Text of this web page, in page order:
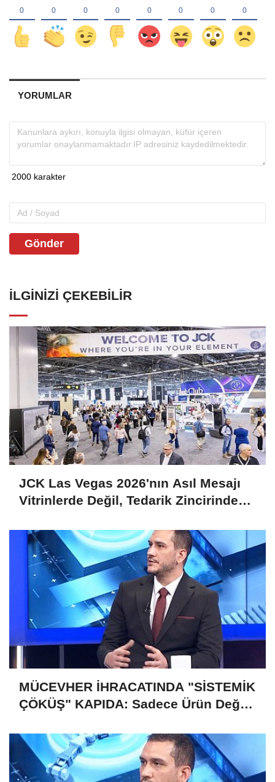
YORUMLAR
Gönder
İLGINIZI ÇEKEBILIR
JCK Las Vegas 2026'nın Asıl Mesajı
Vitrinlerde Değil, Tedarik Zincirinde
MÜCEVHER İHRACATINDA "SİSTEMİK
ÇÖKÜŞ" KAPIDA: Sadece Ürün Değil,